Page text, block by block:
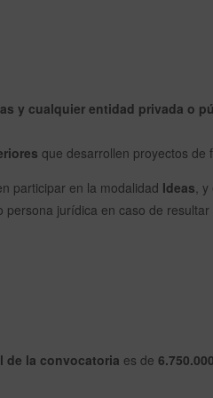
y cualquier entidad privada o
que desarrollen proyectos de
participar en la modalidad Ideas ,
jurídica en caso de resultar
de la convocatoria es de